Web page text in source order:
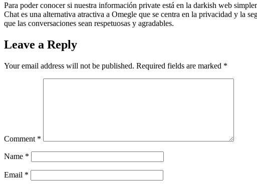
Para poder conocer si nuestra información private está en la darkish web
Chat es una alternativa atractiva a Omegle que se centra en la privacidad y la
que las conversaciones sean respetuosas y agradables.
Leave a Reply
Your email address will not be published. Required fields are marked *
Comment *
Name *
Email *